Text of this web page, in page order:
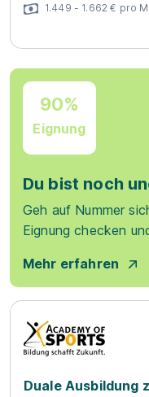
1.449 - 1.662 € pro
90%
Eignung
Du bist noch
Geh auf Nummer
Eignung checken
Mehr erfahren
Duale Ausbildung